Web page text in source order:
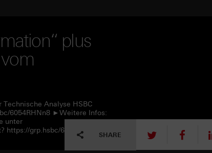
plus
Analyse HSBC
6054RHNn8 ►Weitere Infos:
unter
grp.hsbc/6057RHNn1
SHARE tweet